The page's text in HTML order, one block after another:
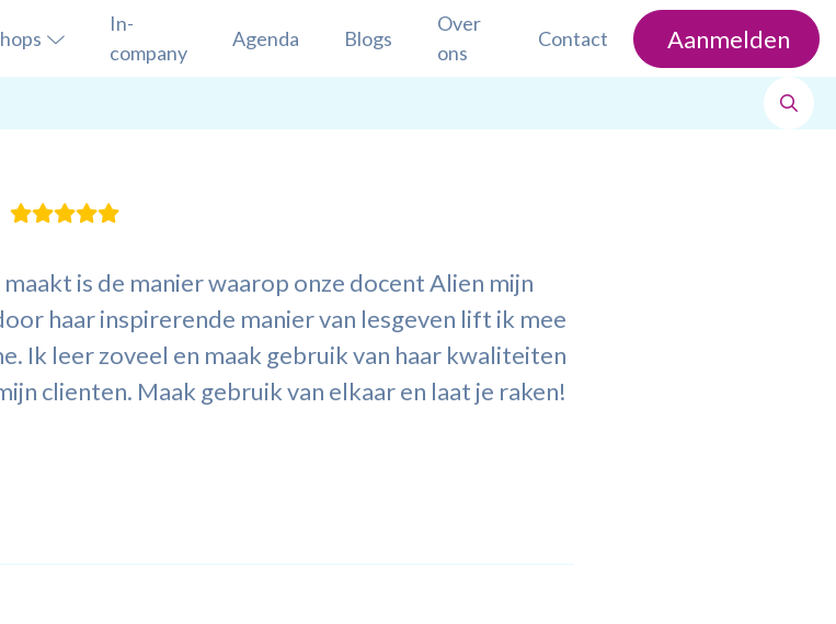
In-
company
Agenda Blogs
Over
ons
Contact Aanmelden
is de manier waarop onze docent Alien mijn
haar inspirerende manier van lesgeven lift ik mee
Ik leer zoveel en maak gebruik van haar kwaliteiten
clienten. Maak gebruik van elkaar en laat je raken!